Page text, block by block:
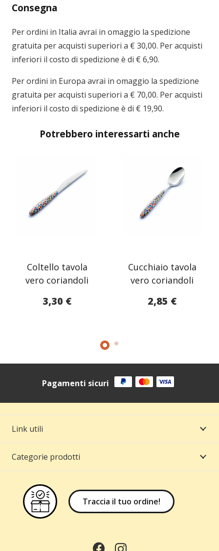
Consegna
Per ordini in Italia avrai in omaggio la spedizione
gratuita per acquisti superiori a € 30,00. Per acquisti
inferiori il costo di spedizione è di € 6,90.
Per ordini in Europa avrai in omaggio la spedizione
gratuita per acquisti superiori a € 70,00. Per acquisti
inferiori il costo di spedizione è di € 19,90.
Potrebbero interessarti anche
Coltello tavola
vero coriandoli
3,30 €
Cucchiaio tavola
vero coriandoli
2,85 €
Pagamenti sicuri
Link utili
Categorie prodotti
Traccia il tuo ordine!